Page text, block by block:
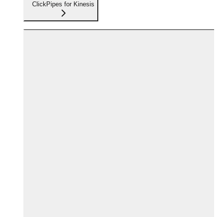
ClickPipes for Kinesis